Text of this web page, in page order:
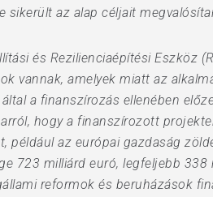
sikerült az alap céljait
és Rezilienciaépítési Eszköz
vannak, amelyek miatt az
a finanszírozás ellenében
hogy a finanszírozott
például az európai gazdaság
723 milliárd euró, legfeljebb
reformok és beruházások